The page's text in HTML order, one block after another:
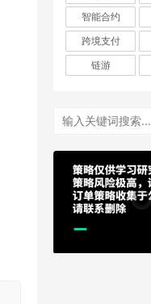
智能合约
跨境支付
链游